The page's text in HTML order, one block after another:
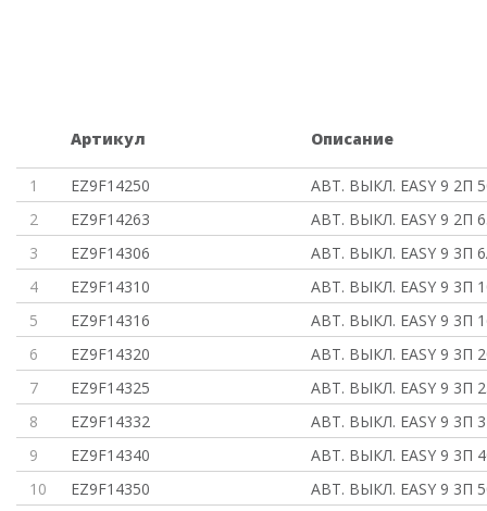
Артикул Описание
1 EZ9F14250
АВТ. ВЫКЛ. EASY 9 2П
2
EZ9F14263
АВТ. ВЫКЛ. EASY 9 2П
3
EZ9F14306
АВТ. ВЫКЛ. EASY 9 3П
4
EZ9F14310
АВТ. ВЫКЛ. EASY 9 3П
5
EZ9F14316
АВТ. ВЫКЛ. EASY 9 3П
6
EZ9F14320
АВТ. ВЫКЛ. EASY 9 3П
7
EZ9F14325
АВТ. ВЫКЛ. EASY 9 3П
8
EZ9F14332
АВТ. ВЫКЛ. EASY 9 3П
9
EZ9F14340
АВТ. ВЫКЛ. EASY 9 3П
10
EZ9F14350
АВТ. ВЫКЛ. EASY 9 3П